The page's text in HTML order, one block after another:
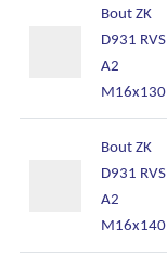
Bout ZK
D931 RVS
A2
M16x130
Bout ZK
D931 RVS
A2
M16x140